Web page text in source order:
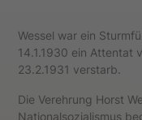
Wessel war ein
14.1.1930 ein Attentat
23.2.1931 verstarb.
Die Verehrung Horst
Nationalsozialismus